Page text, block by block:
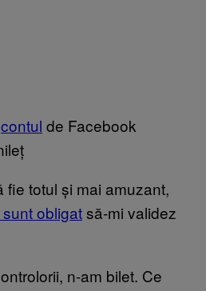
contul de Facebook
fie totul și mai amuzant,
obligatsă-mi validez
n-am bilet. Ce